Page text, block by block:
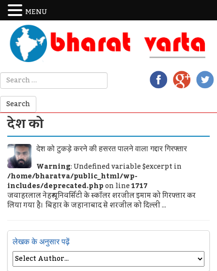
देश को
देश को टुकड़े करने की हसरत पालने वाला गद्दार गिरफ्तार
Warning: Undefined variable $excerpt in
/home/bharatva/public_html/wp-
includes/deprecated.phpon line1717
जवाहरलाल नेहरू यूनिवर्सिटी के स्कॉलर शरजील इमाम को गिरफ्तार कर
लिया गया है। बिहार के जहानाबाद से शरजील को दिल्ली ...
लेखक के अनुसार पढ़ें
MENU